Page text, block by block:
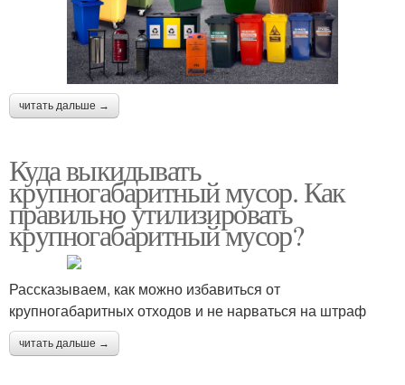
читать дальше →
Куда выкидывать
крупногабаритный мусор. Как
правильно утилизировать
крупногабаритный мусор?
Рассказываем, как можно избавиться от
крупногабаритных отходов и не нарваться на штраф
читать дальше →